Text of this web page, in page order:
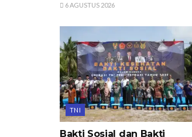
6 AGUSTUS 2026
TNI
Bakti Sosial dan Bakti